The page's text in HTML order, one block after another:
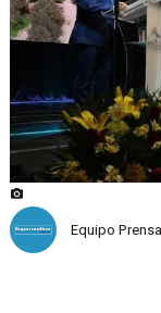
Equipo Prensa